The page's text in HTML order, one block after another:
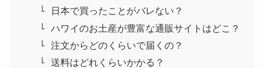
日本で買ったことがバレない？
ハワイのお土産が豊富な通販サイトはどこ？
注文からどのくらいで届くの？
送料はどれくらいかかる？